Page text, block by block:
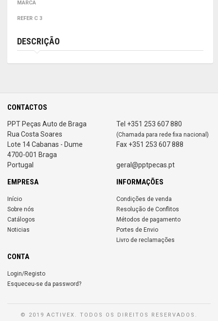
MARCA
REFER C 3
DESCRIÇÃO
CONTACTOS
PPT Peças Auto de Braga
Rua Costa Soares
Lote 14 Cabanas - Dume
4700-001 Braga
Portugal
Tel +351 253 607 880
(Chamada para rede fixa nacional)
Fax +351 253 607 888
geral@pptpecas.pt
EMPRESA
Início
Sobre nós
Catálogos
Noticias
INFORMAÇÕES
Condições de venda
Resolução de Conflitos
Métodos de pagamento
Portes de Envio
Livro de reclamações
CONTA
Login/Registo
Esqueceu-se da password?
© 2019 ACTIVEX. TODOS OS DIREITOS RESERVADOS.